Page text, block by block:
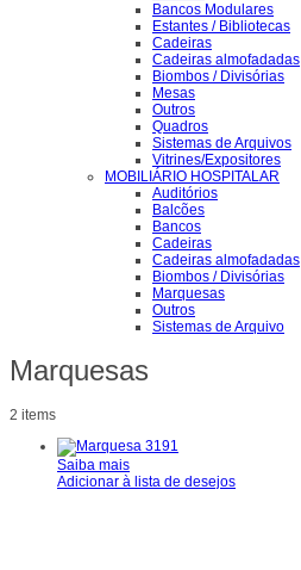
Bancos Modulares
Estantes / Bibliotecas
Cadeiras
Cadeiras almofadadas
Biombos / Divisórias
Mesas
Outros
Quadros
Sistemas de Arquivos
Vitrines/Expositores
MOBILIÁRIO HOSPITALAR
Auditórios
Balcões
Bancos
Cadeiras
Cadeiras almofadadas
Biombos / Divisórias
Marquesas
Outros
Sistemas de Arquivo
Marquesas
2 items
Saiba mais
Adicionar à lista de desejos